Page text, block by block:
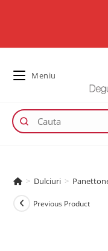
Meniu
> Dulciuri >
Previous Product